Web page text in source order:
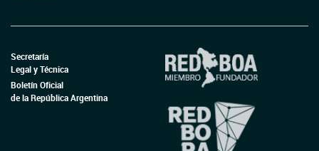
Secretaría
Legal y Técnica
Boletín Oficial
de la República Argentina